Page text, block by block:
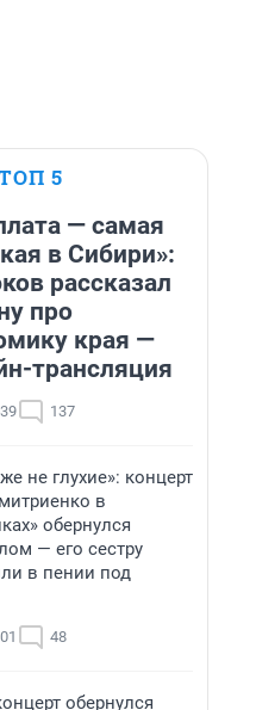
5
— самая
в Сибири»:
рассказал
про
края —
трансляция
137
не глухие»: концерт
в
обернулся
— его сестру
в пении под
48
обернулся